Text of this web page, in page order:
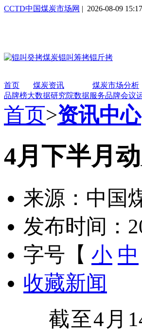
CCTD中国煤炭市场网 | 2026-08-09
首页 煤炭资讯 煤炭市场分析
品牌榜大数据研究院数据服务品牌会议
首页>资讯中心
4月下半月
来源：中国
发布时间：
字号【 小 中
收藏新闻
截至4月14